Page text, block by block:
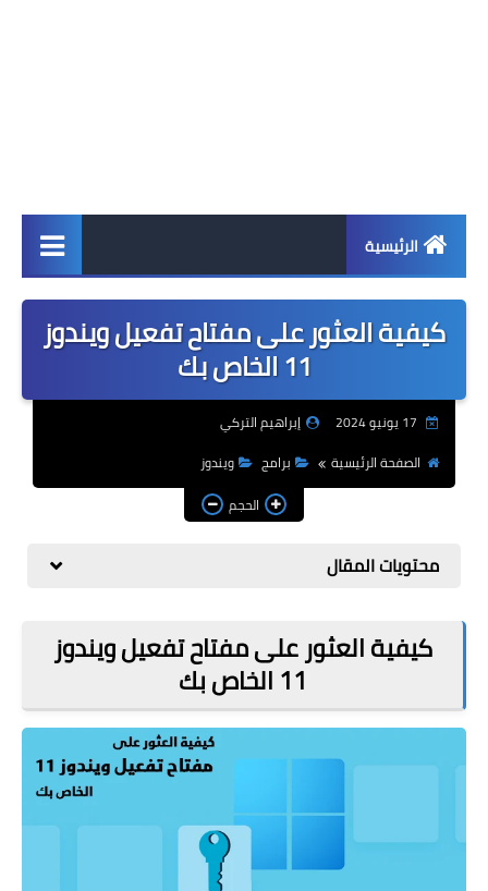
الرئيسية
اخبار
ابل
اندرويد
مراجعات
الربح من الانترنت
ذكاء اصطناعي
كيفية العثور على مفتاح تفعيل ويندوز
11 الخاص بك
إبراهيم التركي
الصفحة الرئيسية
برامج
ويندوز
الحجم
محتويات المقال
كيفية العثور على مفتاح تفعيل ويندوز
11 الخاص بك